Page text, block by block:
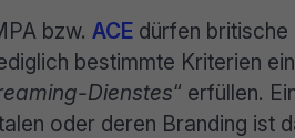
bzw. ACE dürfen
bestimmte Kriterien
Dienstes“ erfüllen.
oder deren Branding ist